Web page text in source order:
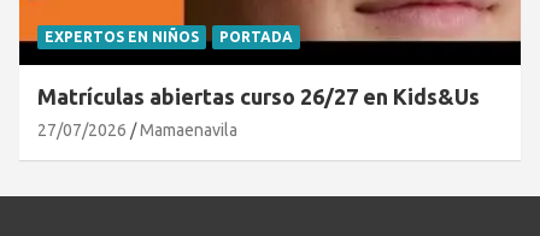
EXPERTOS EN NIÑOS PORTADA
Matrículas abiertas curso 26/27 en Kids&Us
27/07/2026 Mamaenavila